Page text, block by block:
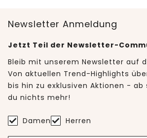
Newsletter Anmeldung
Jetzt Teil der Newsletter-
Bleib mit unserem Newsletter auf
Von aktuellen Trend-Highlights
bis hin zu exklusiven Aktionen -
du nichts mehr!
Damen Herren